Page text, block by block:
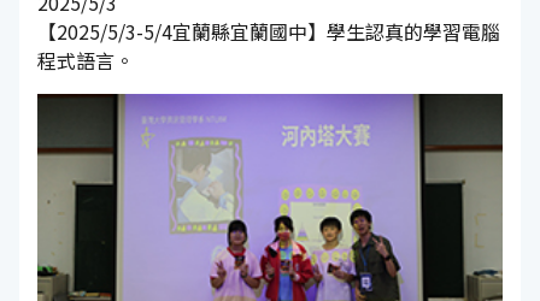
【2025/5/3-5/4宜蘭縣宜蘭國中】學生認真的學習電腦
程式語言。